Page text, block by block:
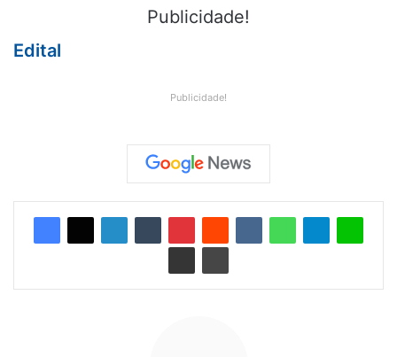
Publicidade!
Edital
Publicidade!